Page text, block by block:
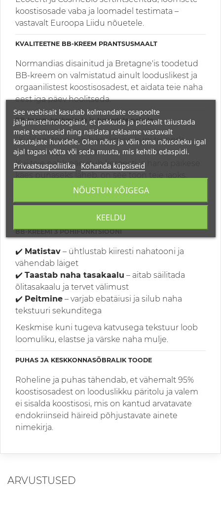
koostisosade vaba ja loomadel testimata –
vastavalt Euroopa Liidu nõuetele.
KVALITEETNE BB-KREEM PRANTSUSMAALT
Normandias disainitud ja Bretagne'is toodetud
BB-kreem on valmistatud ainult looduslikest ja
orgaanilistest koostisosadest, et aidata teie naha
eest iga päev hoolitseda.
BB-kreem keskmisele ja tumedale nahale
"Kuldne" toon sobib keskmise kuni tumeda
nahatooniga naistele.
Kui teie nahk päevitub kergesti ja harva päikese
Ideaalne kombineeritud ja rasusele nahale, aga
BB-KREEMI 3 PÕHIFUNKTSIOONI
✔️ Matistav – ühtlustab kiiresti nahatooni ja
vähendab läiget
✔️ Taastab naha tasakaalu – aitab säilitada
õlitasakaalu ja tervet välimust
✔️ Peitmine – varjab ebatäiusi ja silub naha
tekstuuri sekunditega
Keskmise kuni tugeva katvusega tekstuur loob
loomuliku, elastse ja värske naha mulje.
PUHAS JA KESKKONNASÕBRALIK TOODE
Roheline ja puhas tähendab, et vähemalt 95%
koostisosadest on looduslikku päritolu ja valem
ei sisalda koostisosi, mis on kantud arvatavate
endokriinseid häireid põhjustavate ainete
nimekirja.
ARVUSTUSED
See veebisait kasutab kolmandate osapoolte
jälgimistehnoloogiaid, et pakkuda ja pidevalt täiustada
meie teenuseid ning näidata reklaame vastavalt
kasutajate huvidele. Olen nõus ja võin oma nõusoleku igal
ajal tagasi võtta või seda muuta, mis kehtib edaspidi.
Privaatsuspoliitika Kohanda küpsiseid
KEELDU
NÕUSTUN KÕIGEGA